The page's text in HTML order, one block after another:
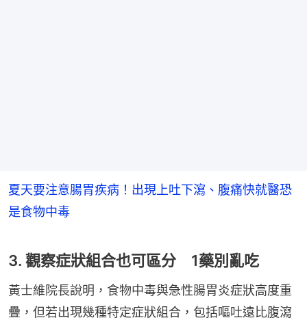
夏天要注意腸胃疾病！出現上吐下瀉、腹痛快就醫恐
是食物中毒
3. 觀察症狀組合也可區分 1藥別亂吃
黃士維院長說明，食物中毒與急性腸胃炎症狀高度重
疊，但若出現幾種特定症狀組合，包括嘔吐遠比腹瀉